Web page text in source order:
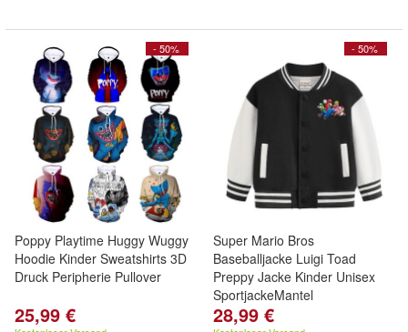
- 50%
Poppy Playtime Huggy Wuggy
Hoodie Kinder Sweatshirts 3D
Druck Peripherie Pullover
25,99 €
- 50%
Super Mario Bros
Baseballjacke Luigi Toad
Preppy Jacke Kinder Unisex
SportjackeMantel
28,99 €